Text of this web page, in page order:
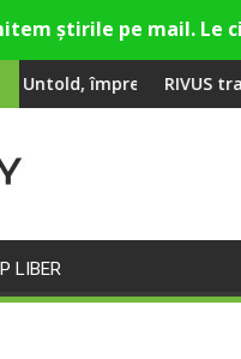
în premieră la
cu Sting
RIVUS transformă fosta
LIBER